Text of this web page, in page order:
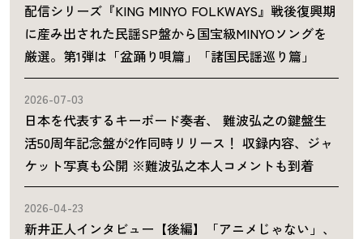
配信シリーズ『KING MINYO FOLKWAYS』戦後復興期
に産み出された民謡SP盤から国宝級MINYOソングを
厳選。第1弾は「盆踊り唄篇」「諸国民謡巡り篇」
2026-07-03
日本を代表するキーボード奏者、 難波弘之の鍵盤生
活50周年記念盤が2作同時リリース！ 収録内容、ジャ
ケット写真も公開 ※難波弘之本人コメントも到着
2026-04-23
新井正人インタビュー【後編】「アニメじゃない」、